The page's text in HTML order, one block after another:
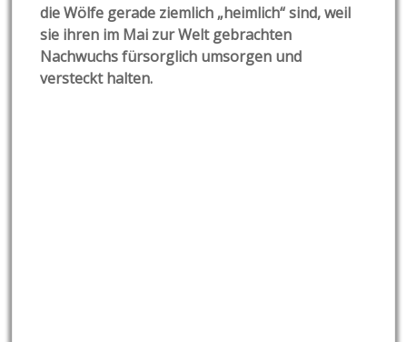
die Wölfe gerade ziemlich „heimlich“ sind, weil
sie ihren im Mai zur Welt gebrachten
Nachwuchs fürsorglich umsorgen und
versteckt halten.